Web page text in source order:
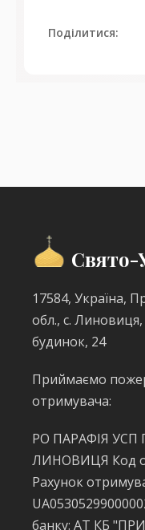
Поділитися:
Свято-
17584, Україна,
обл., с.
будинок, 24
Приймаємо
отримувача:
РО ПАРАФІЯ
ЛИНОВИЦЯ Код
Рахунок
банку: АТ КБ